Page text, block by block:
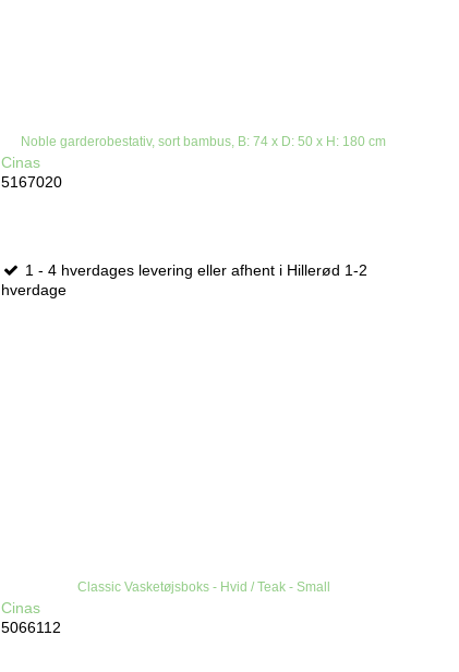
Noble garderobestativ, sort bambus, B: 74 x D: 50 x H: 180 cm
Cinas
5167020
1 - 4 hverdages levering eller afhent i Hillerød 1-2
hverdage
Classic Vasketøjsboks - Hvid / Teak - Small
Cinas
5066112